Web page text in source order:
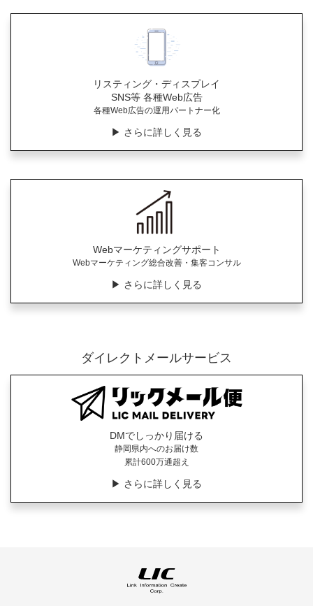
リスティング・ディスプレイ
SNS等 各種Web広告
各種Web広告の運用パートナー化
▶︎ さらに詳しく見る
Webマーケティングサポート
Webマーケティング総合改善・集客コンサル
▶︎ さらに詳しく見る
ダイレクトメールサービス
DMでしっかり届ける
静岡県内へのお届け数
累計600万通超え
▶︎ さらに詳しく見る